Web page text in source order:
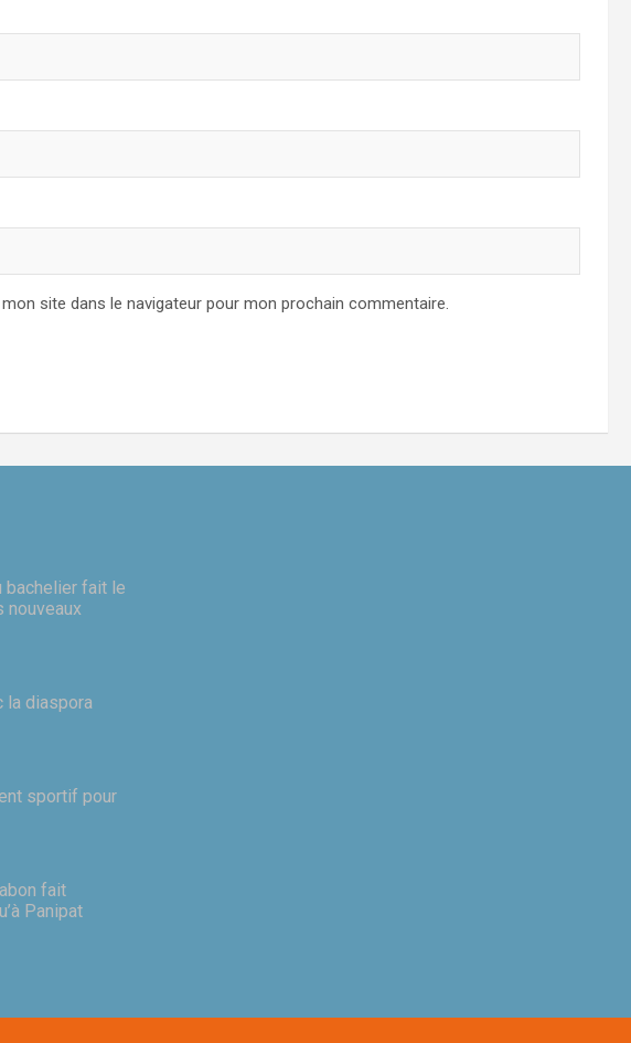
site dans le navigateur pour mon prochain commentaire.
bachelier fait le
nouveaux
la diaspora
sportif pour
fait
Panipat